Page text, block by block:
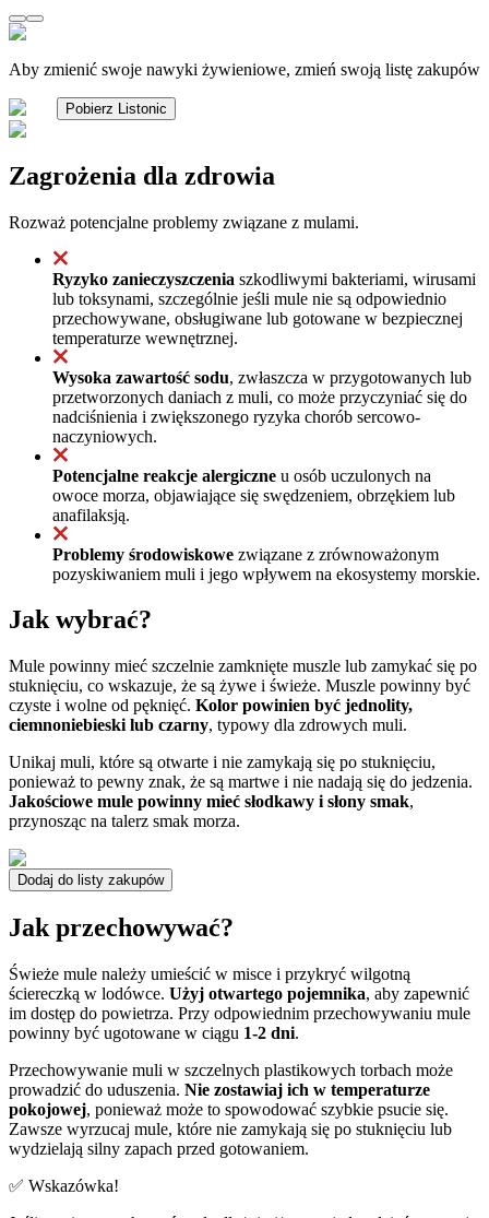
Aby zmienić swoje nawyki żywieniowe, zmień swoją listę zakupów
Pobierz Listonic
Zagrożenia dla zdrowia
Rozważ potencjalne problemy związane z mulami.
Ryzyko zanieczyszczenia szkodliwymi bakteriami, wirusami
lub toksynami, szczególnie jeśli mule nie są odpowiednio
przechowywane, obsługiwane lub gotowane w bezpiecznej
temperaturze wewnętrznej.
Wysoka zawartość sodu, zwłaszcza w przygotowanych lub
przetworzonych daniach z muli, co może przyczyniać się do
nadciśnienia i zwiększonego ryzyka chorób sercowo-
naczyniowych.
Potencjalne reakcje alergiczne u osób uczulonych na
owoce morza, objawiające się swędzeniem, obrzękiem lub
anafilaksją.
Problemy środowiskowe związane z zrównoważonym
pozyskiwaniem muli i jego wpływem na ekosystemy morskie.
Jak wybrać?
Mule powinny mieć szczelnie zamknięte muszle lub zamykać się po
stuknięciu, co wskazuje, że są żywe i świeże. Muszle powinny być
czyste i wolne od pęknięć. Kolor powinien być jednolity,
ciemnoniebieski lub czarny, typowy dla zdrowych muli.
Unikaj muli, które są otwarte i nie zamykają się po stuknięciu,
ponieważ to pewny znak, że są martwe i nie nadają się do jedzenia.
Jakościowe mule powinny mieć słodkawy i słony smak,
przynosząc na talerz smak morza.
Dodaj do listy zakupów
Jak przechowywać?
Świeże mule należy umieścić w misce i przykryć wilgotną
ściereczką w lodówce. Użyj otwartego pojemnika, aby zapewnić
im dostęp do powietrza. Przy odpowiednim przechowywaniu mule
powinny być ugotowane w ciągu 1-2 dni.
Przechowywanie muli w szczelnych plastikowych torbach może
prowadzić do uduszenia. Nie zostawiaj ich w temperaturze
pokojowej, ponieważ może to spowodować szybkie psucie się.
Zawsze wyrzucaj mule, które nie zamykają się po stuknięciu lub
wydzielają silny zapach przed gotowaniem.
✅ Wskazówka!